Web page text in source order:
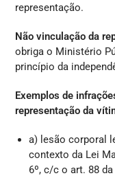
representação.
Não vinculação da
obriga o Ministério
princípio da
Exemplos de
representação da
a) lesão corporal
contexto da Lei
6º, c/c o art. 88